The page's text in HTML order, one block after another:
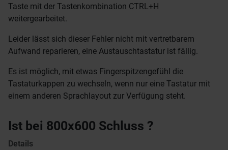
Taste mit der Tastenkombination CTRL+H
weitergearbeitet.
Leider lässt sich dieser Fehler nicht mit vertretbarem
Aufwand reparieren, eine Austauschtastatur ist fällig.
Es ist möglich, mit etwas Fingerspitzengefühl die
Tastaturkappen zu wechseln, wenn nur eine Tastatur mit
einem anderen Sprachlayout zur Verfügung steht.
Ist bei 800x600 Schluss ?
Details